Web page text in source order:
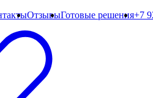
ОтзывыГотовые решения+7